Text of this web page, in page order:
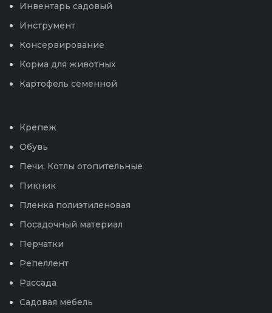
Инвентарь садовый
Инструмент
Консервирование
Корма для животных
Картофель семенной
Крепеж
Обувь
Печи, Котлы отопительные
Пикник
Пленка полиэтиленовая
Посадочный материал
Перчатки
Репеллент
Рассада
Садовая мебель